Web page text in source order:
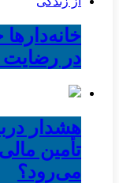
در رضایت
هشدار
تأمین
می‌رود؟